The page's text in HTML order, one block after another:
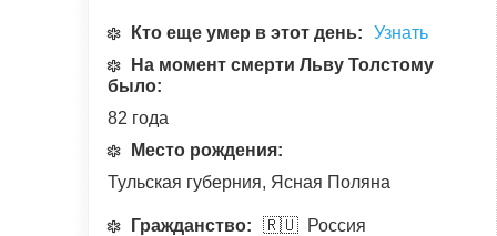
Кто еще умер в этот день:
Узнать
На момент смерти Льву Толстому
было:
82 года
Место рождения:
Тульская губерния, Ясная Поляна
Гражданство: 🇷🇺 Россия